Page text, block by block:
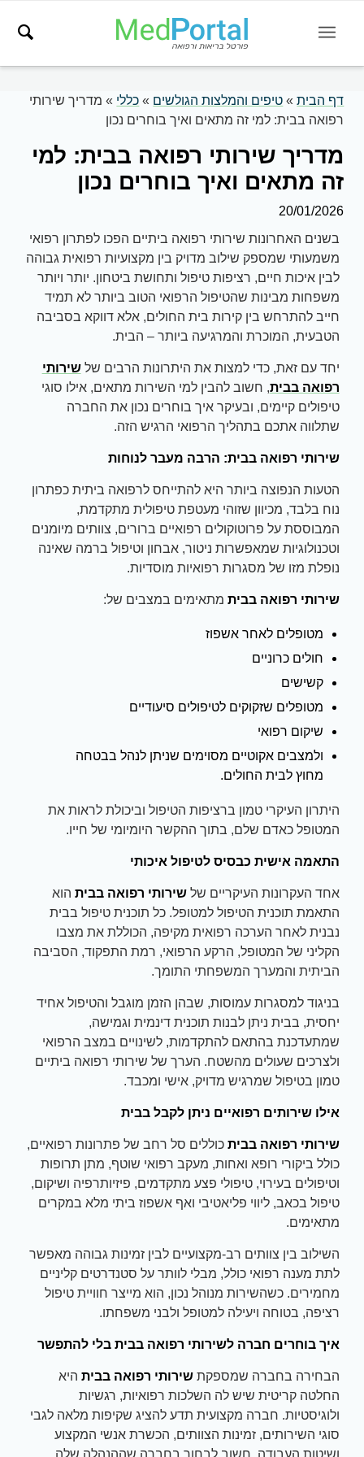
דף הבית» טיפים והמלצות הגולשים » כללי » מדריך שירותי
רפואה בבית: למי זה מתאים ואיך בוחרים נכון
מדריך שירותי רפואה בבית: למי
זה מתאים ואיך בוחרים נכון
20/01/2026
בשנים האחרונות שירותי רפואה ביתיים הפכו לפתרון רפואי
משמעותי שמספק שילוב מדויק בין מקצועיות רפואית גבוהה
לבין איכות חיים, רציפות טיפול ותחושת ביטחון. יותר ויותר
משפחות מבינות שהטיפול הרפואי הטוב ביותר לא תמיד
חייב להתרחש בין קירות בית החולים, אלא דווקא בסביבה
הטבעית, המוכרת והמרגיעה ביותר – הבית.
יחד עם זאת, כדי למצות את היתרונות הרבים שלשירותי
רפואה בבית, חשוב להבין למי השירות מתאים, אילו סוגי
טיפולים קיימים, ובעיקר איך בוחרים נכון את החברה
שתלווה אתכם בתהליך הרפואי הרגיש הזה.
שירותי רפואה בבית: הרבה מעבר לנוחות
הטעות הנפוצה ביותר היא להתייחס לרפואה ביתית כפתרון
נוח בלבד, מכיוון שזוהי מעטפת טיפולית מתקדמת,
המבוססת על פרוטוקולים רפואיים ברורים, צוותים מיומנים
וטכנולוגיות שמאפשרות ניטור, אבחון וטיפול ברמה שאינה
נופלת מזו של מסגרות רפואיות מוסדיות.
שירותי רפואה בבית מתאימים במצבים של:
מטופלים לאחר אשפוז
חולים כרוניים
קשישים
מטופלים שזקוקים לטיפולים סיעודיים
שיקום רפואי
ולמצבים אקוטיים מסוימים שניתן לנהל בבטחה
מחוץ לבית החולים.
היתרון העיקרי טמון ברציפות הטיפול וביכולת לראות את
המטופל כאדם שלם, בתוך ההקשר היומיומי של חייו.
התאמה אישית כבסיס לטיפול איכותי
אחד העקרונות העיקריים שלשירותי רפואה בבית הוא
התאמת תוכנית הטיפול למטופל. כל תוכנית טיפול בבית
נבנית לאחר הערכה רפואית מקיפה, הכוללת את מצבו
הקליני של המטופל, הרקע הרפואי, רמת התפקוד, הסביבה
הביתית והמערך המשפחתי התומך.
בניגוד למסגרות עמוסות, שבהן הזמן מוגבל והטיפול אחיד
יחסית, בבית ניתן לבנות תוכנית דינמית וגמישה,
שמתעדכנת בהתאם להתקדמות, לשינויים במצב הרפואי
ולצרכים שעולים מהשטח. הערך של שירותי רפואה ביתיים
טמון בטיפול שמרגיש מדויק, אישי ומכבד.
אילו שירותים רפואיים ניתן לקבל בבית
שירותי רפואה בביתכוללים סל רחב של פתרונות רפואיים,
כולל ביקורי רופא ואחות, מעקב רפואי שוטף, מתן תרופות
וטיפולים בעירוי, טיפולי פצע מתקדמים, פיזיותרפיה ושיקום,
טיפול בכאב, ליווי פליאטיבי ואף אשפוז ביתי מלא במקרים
מתאימים.
השילוב בין צוותים רב-מקצועיים לבין זמינות גבוהה מאפשר
לתת מענה רפואי כולל, מבלי לוותר על סטנדרטים קליניים
מחמירים. כשהשירות מנוהל נכון, הוא מייצר חוויית טיפול
רציפה, בטוחה ויעילה למטופל ולבני משפחתו.
איך בוחרים חברה לשירותי רפואה בבית בלי להתפשר
הבחירה בחברה שמספקתשירותי רפואה בבית היא
החלטה קריטית שיש לה השלכות רפואיות, רגשיות
ולוגיסטיות. חברה מקצועית תדע להציג שקיפות מלאה לגבי
סוגי השירותים, זמינות הצוותים, הכשרת אנשי המקצוע
ושיטות העבודה. חשוב לבחור בחברה שההנהלה שלה